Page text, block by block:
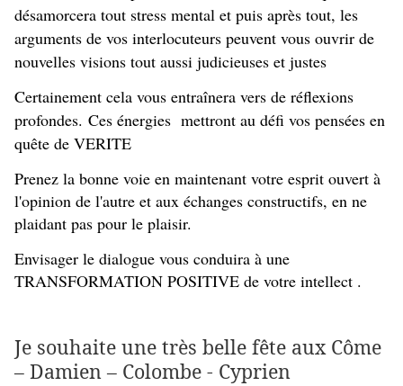
désamorcera tout stress mental et puis après tout, les
arguments de vos interlocuteurs peuvent vous ouvrir de
nouvelles visions tout aussi judicieuses et justes
Certainement cela vous entraînera vers de réflexions
profondes. Ces énergies mettront au défi vos pensées en
quête de VERITE
Prenez la bonne voie en maintenant votre esprit ouvert à
l'opinion de l'autre et aux échanges constructifs, en ne
plaidant pas pour le plaisir.
Envisager le dialogue vous conduira à une
TRANSFORMATION POSITIVE de votre intellect .
Je souhaite une très belle fête aux Côme
– Damien – Colombe - Cyprien